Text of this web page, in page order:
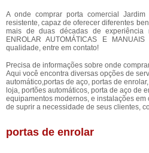
A onde comprar porta comercial
resistente, capaz de oferecer diferentes
mais de duas décadas de experiência
ENROLAR AUTOMÁTICAS E
qualidade, entre em contato!
Precisa de informações sobre onde
Aqui você encontra diversas opções de
automático,portas de aço, portas de
loja, portões automáticos, porta de aço de
equipamentos modernos, e instalações
de suprir a necessidade de seus clientes,
portas de enrolar